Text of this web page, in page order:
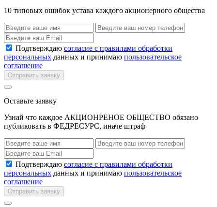
10 типовых ошибок устава каждого акционерного общества
Подтверждаю согласие с правилами обработки
персональных данных и принимаю пользовательское
соглашение
Отправить заявку
Оставьте заявку
Узнай что каждое АКЦИОНРЕНОЕ ОБЩЕСТВО обязано
публиковать в ФЕДРЕСУРС, иначе штраф
Подтверждаю согласие с правилами обработки
персональных данных и принимаю пользовательское
соглашение
Отправить заявку